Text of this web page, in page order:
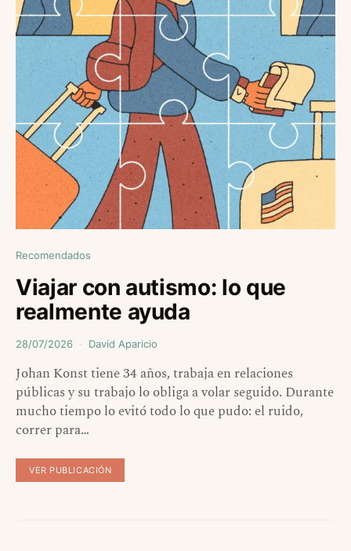
Recomendados
Viajar con autismo: lo que
realmente ayuda
28/07/2026 David Aparicio
Johan Konst tiene 34 años, trabaja en relaciones
públicas y su trabajo lo obliga a volar seguido. Durante
mucho tiempo lo evitó todo lo que pudo: el ruido,
correr para…
VER PUBLICACIÓN